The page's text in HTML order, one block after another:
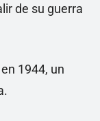
de su guerra
1944, un